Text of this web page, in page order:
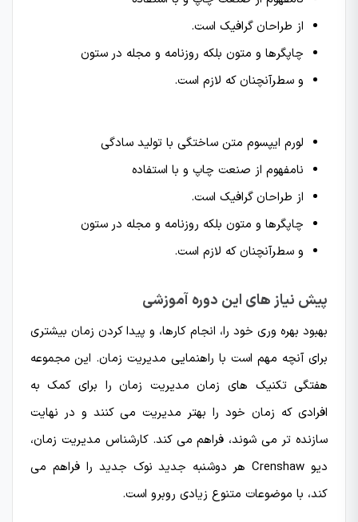
از طراحان گرافیک است.
چاپگرها و متون بلکه روزنامه و مجله در ستون
و سطرآنچنان که لازم است.
لورم ایپسوم متن ساختگی با تولید سادگی
نامفهوم از صنعت چاپ و با استفاده
از طراحان گرافیک است.
چاپگرها و متون بلکه روزنامه و مجله در ستون
و سطرآنچنان که لازم است.
پیش نیاز های این دوره آموزشی
بهبود بهره وری خود را، انجام کارها، و پیدا کردن زمان بیشتری
برای آنچه مهم است با راهنمایی مدیریت زمان. این مجموعه
هفتگی تکنیک های زمان مدیریت زمان را برای کمک به
افرادی که زمان خود را بهتر مدیریت می کنند و در نهایت
سازنده تر می شوند، فراهم می کند. کارشناس مدیریت زمان،
دیو Crenshaw هر دوشنبه جدید نوک جدید را فراهم می
کند، با موضوعات متنوع زیادی روبرو است.